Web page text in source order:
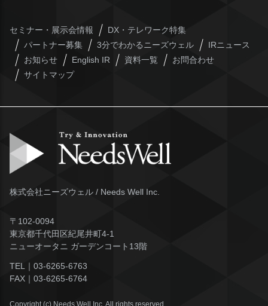
セミナー・展示会情報
DX・テレワーク特集
パートナー募集
3分でわかるニーズウェル
IRニュース
お知らせ
English IR 資料一覧
お問合わせ
サイトマップ
株式会社ニーズウェル / Needs Well Inc.
〒102-0094
東京都千代田区紀尾井町4-1
ニューオータニ ガーデンコート13階
TEL｜ 03-6265-6763
FAX｜ 03-6265-6764
Copyright (c) Needs Well Inc. All rights reserved.